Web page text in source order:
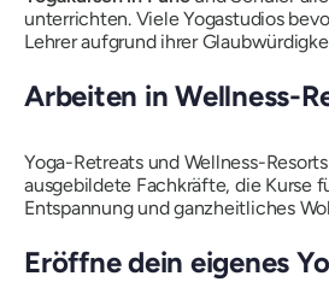
unterrichten. Viele Yogastudios
Lehrer aufgrund ihrer
Arbeiten in Wellness-
Yoga-Retreats und Wellness-
ausgebildete Fachkräfte, die Kurse
Entspannung und ganzheitliches
Eröffne dein eigenes